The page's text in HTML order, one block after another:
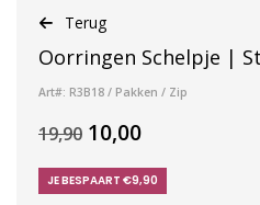
Terug
Oorringen Schelpje |
Art#: R3B18 / Pakken / Zip
19,90 10,00
JE BESPAART €9,90